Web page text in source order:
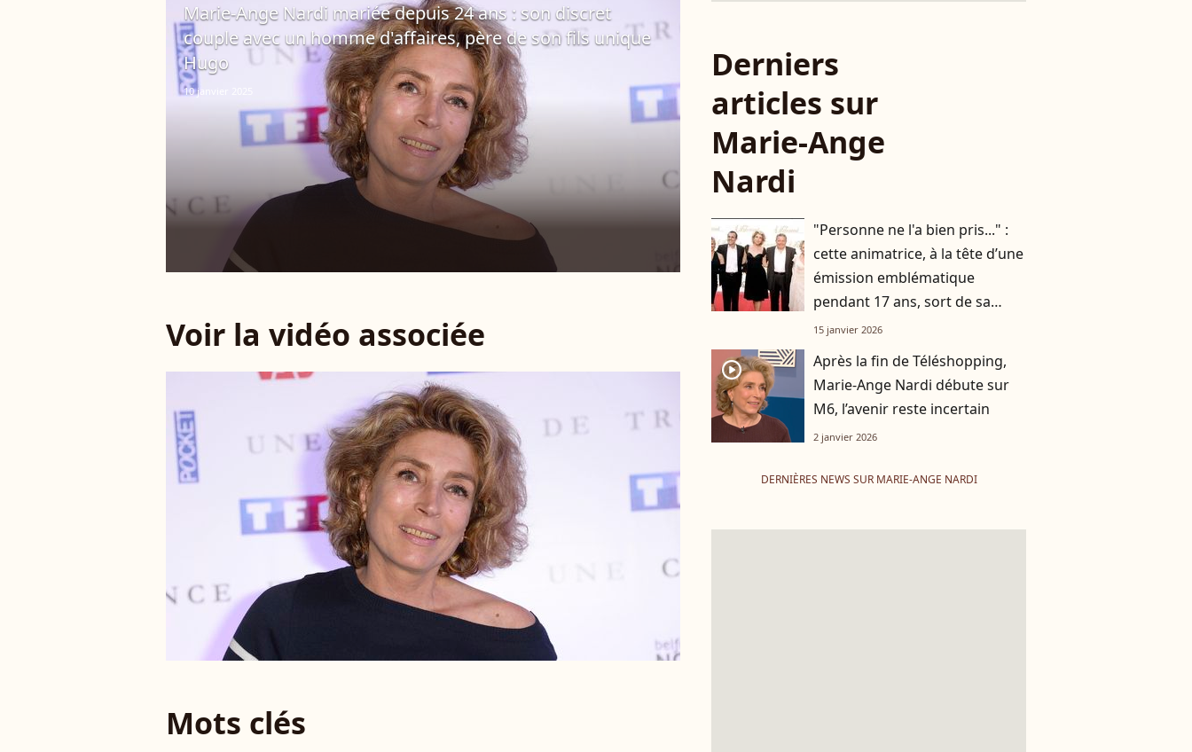
Marie-Ange Nardi mariée depuis 24 ans : son discret
couple avec un homme d'affaires, père de son fils unique
Hugo
10 janvier 2025
Voir la vidéo associée
Mots clés
Derniers
articles sur
Marie-Ange
Nardi
"Personne ne l'a bien pris..." :
cette animatrice, à la tête d’une
émission emblématique
pendant 17 ans, sort de sa
réserve après l’arrêt soudain
15 janvier 2026
player2
Après la fin de Téléshopping,
Marie-Ange Nardi débute sur
M6, l’avenir reste incertain
2 janvier 2026
DERNIÈRES NEWS SUR MARIE-ANGE NARDI